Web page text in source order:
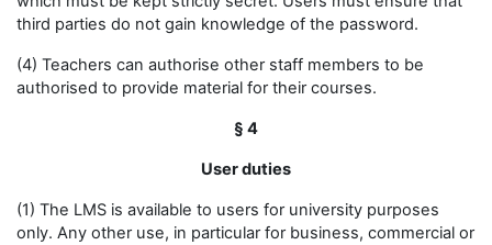
third parties do not gain knowledge of the password.
(4) Teachers can authorise other staff members to be
authorised to provide material for their courses.
§ 4
User duties
(1) The LMS is available to users for university purposes
only. Any other use, in particular for business, commercial or